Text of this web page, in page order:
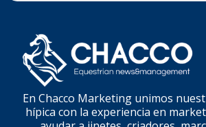
En Chacco Marketing unimos
hípica con la experiencia en